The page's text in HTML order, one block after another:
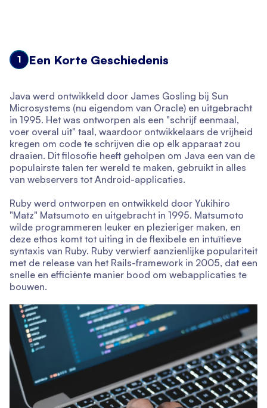
1 Een Korte Geschiedenis
Java werd ontwikkeld door James Gosling bij Sun
Microsystems (nu eigendom van Oracle) en uitgebracht
in 1995. Het was ontworpen als een "schrijf eenmaal,
voer overal uit" taal, waardoor ontwikkelaars de vrijheid
kregen om code te schrijven die op elk apparaat zou
draaien. Dit filosofie heeft geholpen om Java een van de
populairste talen ter wereld te maken, gebruikt in alles
van webservers tot Android-applicaties.
Ruby werd ontworpen en ontwikkeld door Yukihiro
"Matz" Matsumoto en uitgebracht in 1995. Matsumoto
wilde programmeren leuker en plezieriger maken, en
deze ethos komt tot uiting in de flexibele en intuïtieve
syntaxis van Ruby. Ruby verwierf aanzienlijke populariteit
met de release van het Rails-framework in 2005, dat een
snelle en efficiënte manier bood om webapplicaties te
bouwen.